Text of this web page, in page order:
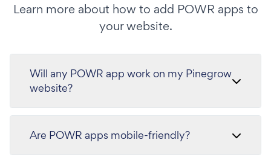
Learn more about how to add POWR apps to
your website.
Will any POWR app work on my Pinegrow
website?
Are POWR apps mobile-friendly?